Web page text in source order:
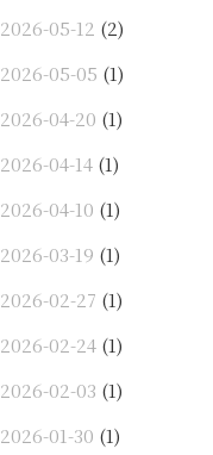
2026-05-12 (2)
2026-05-05 (1)
2026-04-20 (1)
2026-04-14 (1)
2026-04-10 (1)
2026-03-19 (1)
2026-02-27 (1)
2026-02-24 (1)
2026-02-03 (1)
2026-01-30 (1)